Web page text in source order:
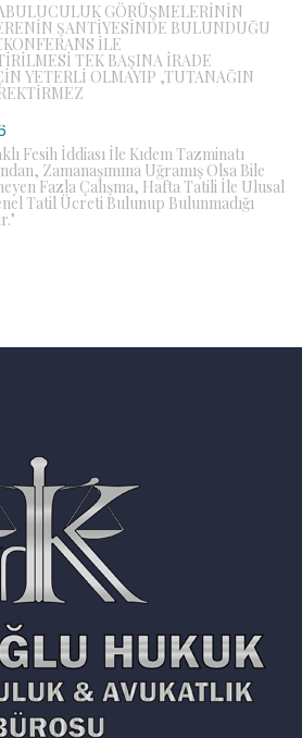
GÖRÜŞMELERİNİN
ŞANTİYESİNDE BULUNDUĞU
İLE
TEK BAŞINA İRADE
YETERLİ OLMAYIP ,TUTANAĞIN
Fesih İddiası İle Kıdem Tazminatı
Zamanaşımına Uğramış Olsa Bile
Fazla Çalışma, Hafta Tatili İle Ulusal
Tatil Ücreti Bulunup Bulunmadığı